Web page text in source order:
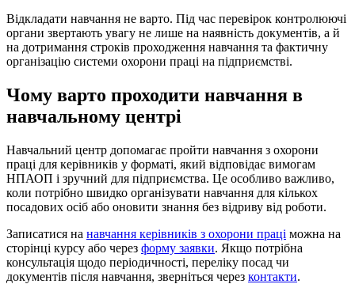
Відкладати навчання не варто. Під час перевірок контролюючі
органи звертають увагу не лише на наявність документів, а й
на дотримання строків проходження навчання та фактичну
організацію системи охорони праці на підприємстві.
Чому варто проходити навчання в
навчальному центрі
Навчальний центр допомагає пройти навчання з охорони
праці для керівників у форматі, який відповідає вимогам
НПАОП і зручний для підприємства. Це особливо важливо,
коли потрібно швидко організувати навчання для кількох
посадових осіб або оновити знання без відриву від роботи.
Записатися на навчання керівників з охорони праці можна на
сторінці курсу або через форму заявки. Якщо потрібна
консультація щодо періодичності, переліку посад чи
документів після навчання, зверніться через контакти.